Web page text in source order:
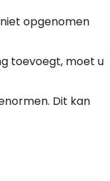
opgenomen
toevoegt, moet u
Dit kan